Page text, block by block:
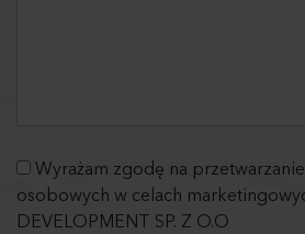
Wyrażam zgodę na
osobowych w celach
DEVELOPMENT SP. Z O.O